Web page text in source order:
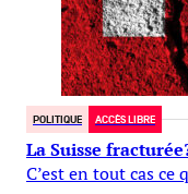
POLITIQUE ACCÈS LIBRE
La Suisse
C’est en tout cas ce